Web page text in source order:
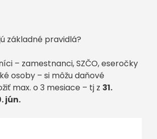
základné pravidlá?
– zamestnanci, SZČO, eseročky
osoby – si môžu daňové
max. o 3 mesiace – tj z 31.
jún.